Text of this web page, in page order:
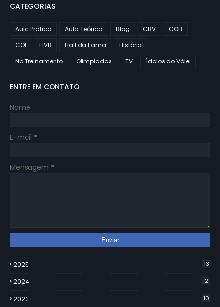
CATEGORIAS
Aula Prática Aula Teórica Blog CBV
COB
COI
FIVB Hall da Fama
História
No Treinamento
Olimpiadas TV Ídolos do Vôlei
ENTRE EM CONTATO
Nome
E-mail *
Mensagem *
2025 13
2024 2
2023 10